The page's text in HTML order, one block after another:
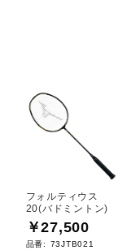
フォルティウス
20(バドミントン)
￥27,500
品番: 73JTB021